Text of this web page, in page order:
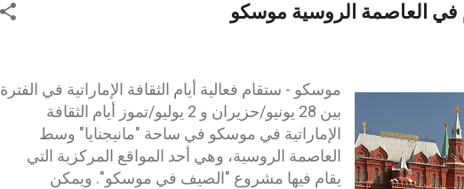
في العاصمة الروسية موسكو
موسكو - ستقام فعالية أيام الثقافة الإماراتية في الفترة
بين 28 يونيو/حزيران و 2 يوليو/تموز أيام الثقافة
الإماراتية في موسكو في ساحة "مانيجنايا" وسط
العاصمة الروسية، وهي أحد المواقع المركزية التي
يقام فيها مشروع "الصيف في موسكو". ويمكن